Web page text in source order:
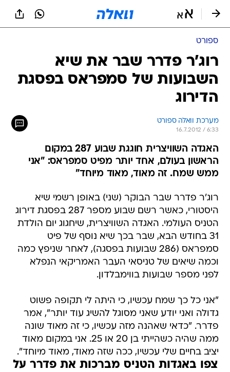
ספורט
רוג'ר פדרר שבר את שיא
השבועות של סמפראס בפסגת
הדירוג
מערכת וואלה ספורט
16.7.2012 / 6:33
האגדה השוויצרית חוגגת שבוע 287 במקום
הראשון בעולם, אחד יותר מפיט סמפראס: "אני
ממש שמח. זה מאוד, מאוד מיוחד"
רוג'ר פדרר שבר הבוקר (שני) באופן רשמי שיא
היסטורי, כאשר רשם שבוע מספר 287 בפסגת דירוג
הטניס העולמי. האגדה השוויצרית, שיחגוג יום הולדת
31 בחודש הבא, שבר בכך שיא נוסף של פיט
סמפראס (286 שבועות בפסגה), לאחר שניפץ כמה
וכמה שיאים של טניסאי העבר האמריקאי הנפלא
לפני מספר שבועות בווימבלדון.
"אני כל כך שמח עכשיו, כי היתה לי תקופה פשוט
גדולה ואני יודע שאני מסוגל להשיג עוד יותר", אמר
פדרר. "כדאי שאהנה מזה עכשיו, כי זה מאוד שונה
ממה שהיה כשהייתי בן 20 או 25. אני במקום מאוד
יציב בחיים שלי עכשיו, ככה שזה מאוד, מאוד מיוחד".
צפו באגדות הטניס מברכות את פדרר על